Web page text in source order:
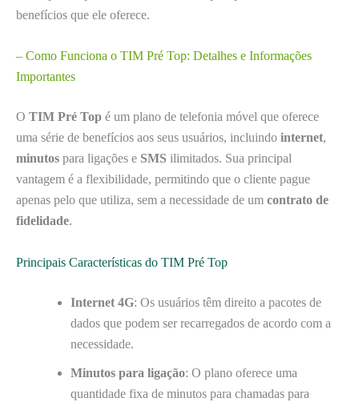
benefícios que ele oferece.
– Como Funciona o TIM Pré Top: Detalhes e Informações
Importantes
O TIM Pré Top é um plano de telefonia móvel que oferece
uma série de benefícios aos seus usuários, incluindo internet,
minutos para ligações e SMS ilimitados. Sua principal
vantagem é a flexibilidade, permitindo que o cliente pague
apenas pelo que utiliza, sem a necessidade de um contrato de
fidelidade.
Principais Características do TIM Pré Top
Internet 4G: Os usuários têm direito a pacotes de
dados que podem ser recarregados de acordo com a
necessidade.
Minutos para ligação: O plano oferece uma
quantidade fixa de minutos para chamadas para